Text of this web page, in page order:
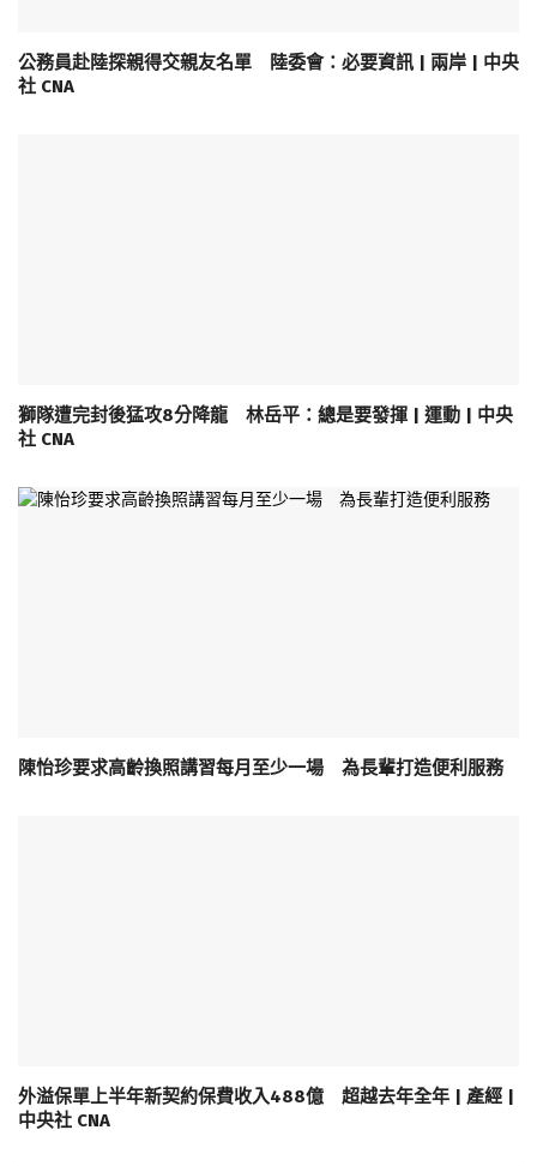
公務員赴陸探親得交親友名單 陸委會：必要資訊 | 兩岸 | 中央
社 CNA
獅隊遭完封後猛攻8分降龍 林岳平：總是要發揮 | 運動 | 中央
社 CNA
陳怡珍要求高齡換照講習每月至少一場 為長輩打造便利服務
外溢保單上半年新契約保費收入488億 超越去年全年 | 產經 |
中央社 CNA